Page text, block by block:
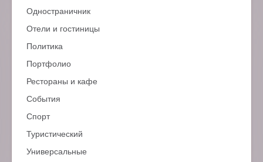
Одностраничник
Отели и гостиницы
Политика
Портфолио
Рестораны и кафе
События
Спорт
Туристический
Универсальные